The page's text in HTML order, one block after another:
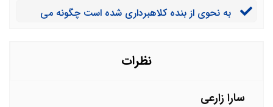
است. اما من دو ساله از کارت مدنظر استفاده نکرده ام
به نحوی از بنده کلاهبرداری شده است چگونه می
نظرات
سارا زارعی